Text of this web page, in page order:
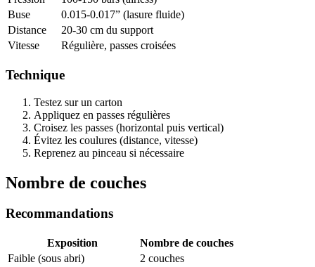
Buse
0.015-0.017” (lasure fluide)
Distance
20-30 cm du support
Vitesse
Régulière, passes croisées
Technique
Testez sur un carton
Appliquez en passes régulières
Croisez les passes (horizontal puis vertical)
Évitez les coulures (distance, vitesse)
Reprenez au pinceau si nécessaire
Nombre de couches
Recommandations
Exposition
Nombre de couches
Faible (sous abri)
2 couches